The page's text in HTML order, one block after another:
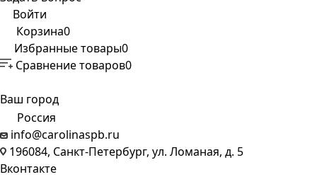
Войти
Корзина0
Избранные товары0
Сравнение товаров0
Ваш город
Россия
info@carolinaspb.ru
196084, Санкт-Петербург, ул. Ломаная, д. 5
Вконтакте